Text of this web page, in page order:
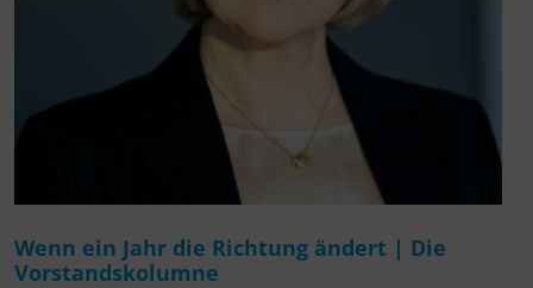
Wenn ein Jahr die Richtung ändert | Die
Vorstandskolumne